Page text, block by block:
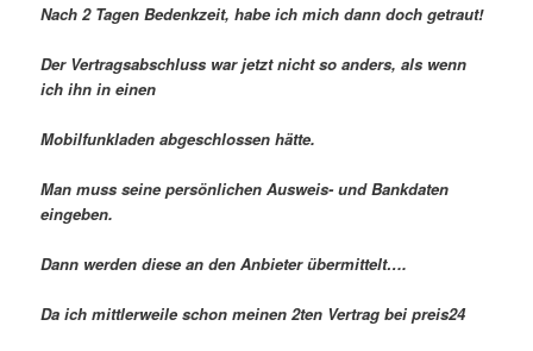
Nach 2 Tagen Bedenkzeit, habe ich mich dann doch getraut!
Der Vertragsabschluss war jetzt nicht so anders, als wenn
ich ihn in einen
Mobilfunkladen abgeschlossen hätte.
Man muss seine persönlichen Ausweis- und Bankdaten
eingeben.
Dann werden diese an den Anbieter übermittelt….
Da ich mittlerweile schon meinen 2ten Vertrag bei preis24